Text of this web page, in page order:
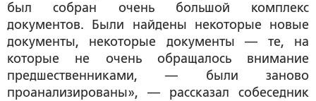
был собран очень большой комплекс
документов. Были найдены некоторые новые
документы, некоторые документы — те, на
которые не очень обращалось внимание
предшественниками, — были заново
проанализированы», — рассказал собеседник